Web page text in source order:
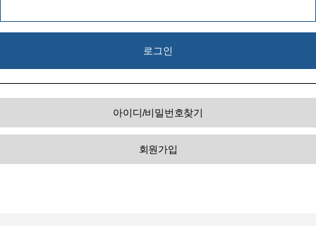
아이디/비밀번호찾기
회원가입